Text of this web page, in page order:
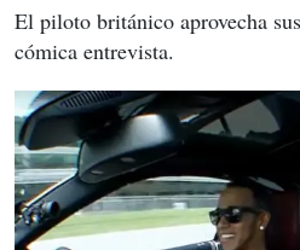
El piloto británico aprovecha
cómica entrevista.